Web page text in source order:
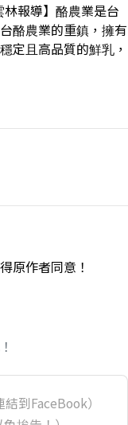
林報導】酪農業是台
酪農業的重鎮，擁有
定且高品質的鮮乳，
原作者同意！
到FaceBook）